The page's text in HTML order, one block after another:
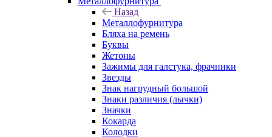
Назад
Металлофурнитура
Бляха на ремень
Буквы
Жетоны
Зажимы для галстука, фрачники
Звезды
Знак нагрудный большой
Знаки различия (лычки)
Значки
Кокарда
Колодки